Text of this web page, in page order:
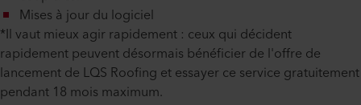
Mises à jour du logiciel
*Il vaut mieux agir rapidement : ceux qui décident
rapidement peuvent désormais bénéficier de l'offre de
lancement de LQS Roofing et essayer ce service gratuitement
pendant 18 mois maximum.